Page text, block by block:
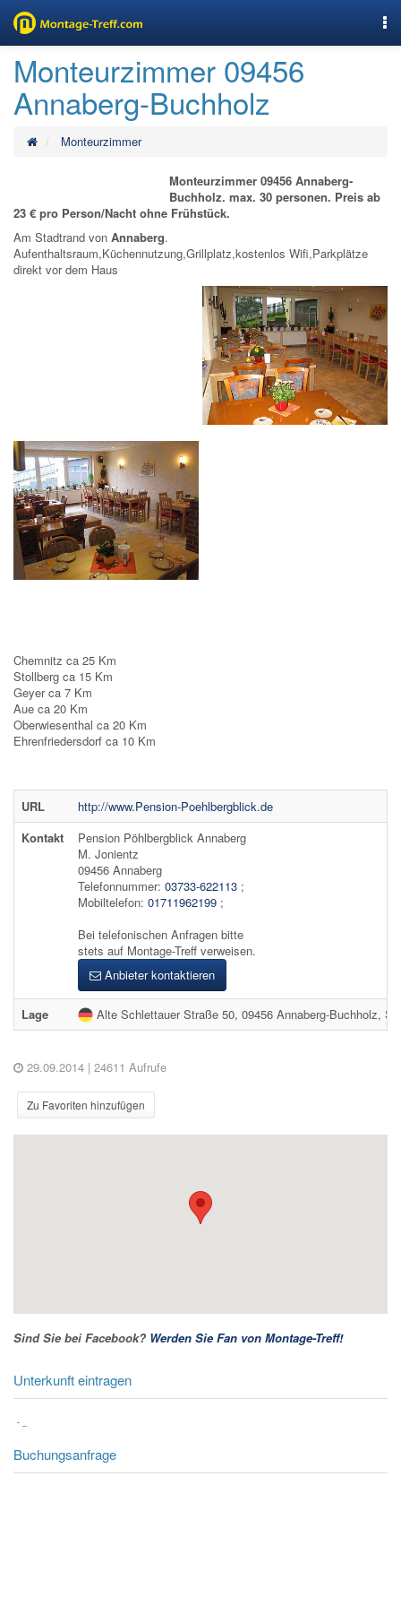
Monteurzimmer 09456
Annaberg-Buchholz
Monteurzimmer
Monteurzimmer 09456 Annaberg-
Buchholz. max. 30 personen. Preis ab
23 € pro Person/Nacht ohne Frühstück.
Am Stadtrand von Annaberg.
Aufenthaltsraum,Küchennutzung,Grillplatz,kostenlos Wifi,Parkplätze
direkt vor dem Haus
Chemnitz ca 25 Km
Stollberg ca 15 Km
Geyer ca 7 Km
Aue ca 20 Km
Oberwiesenthal ca 20 Km
Ehrenfriedersdorf ca 10 Km
URL
http://www.Pension-Poehlbergblick.de
Kontakt
Pension Pöhlbergblick Annaberg
M. Jonientz
09456 Annaberg
Telefonnummer: 03733-622113 ;
Mobiltelefon: 01711962199 ;
Bei telefonischen Anfragen bitte
stets auf Montage-Treff verweisen.
Anbieter kontaktieren
Lage Alte Schlettauer Straße 50, 09456 Annaberg-Buchholz,
29.09.2014 | 24611 Aufrufe
Zu Favoriten hinzufügen
Sind Sie bei Facebook? Werden Sie Fan von Montage-Treff!
Unterkunft eintragen
-
Buchungsanfrage